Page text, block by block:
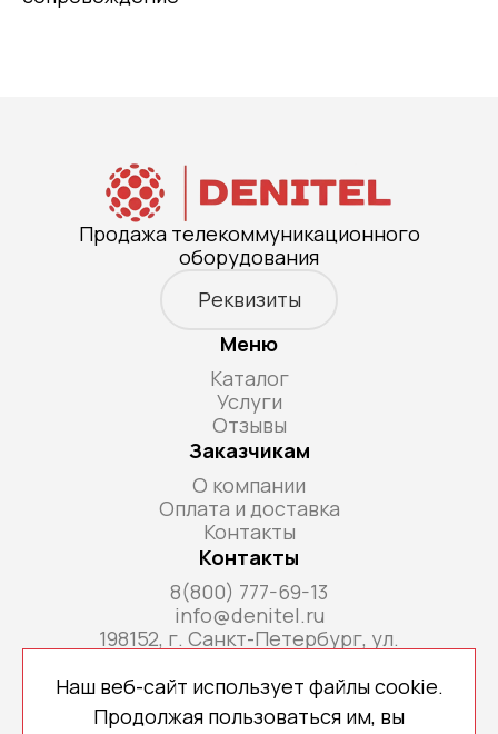
Продажа телекоммуникационного
оборудования
Реквизиты
Меню
Каталог
Услуги
Отзывы
Заказчикам
О компании
Оплата и доставка
Контакты
Контакты
8(800) 777-69-13
info@denitel.ru
198152, г. Санкт-Петербург, ул.
Н, ком. офис 213А
Наш веб-сайт использует файлы cookie.
Продолжая пользоваться им, вы